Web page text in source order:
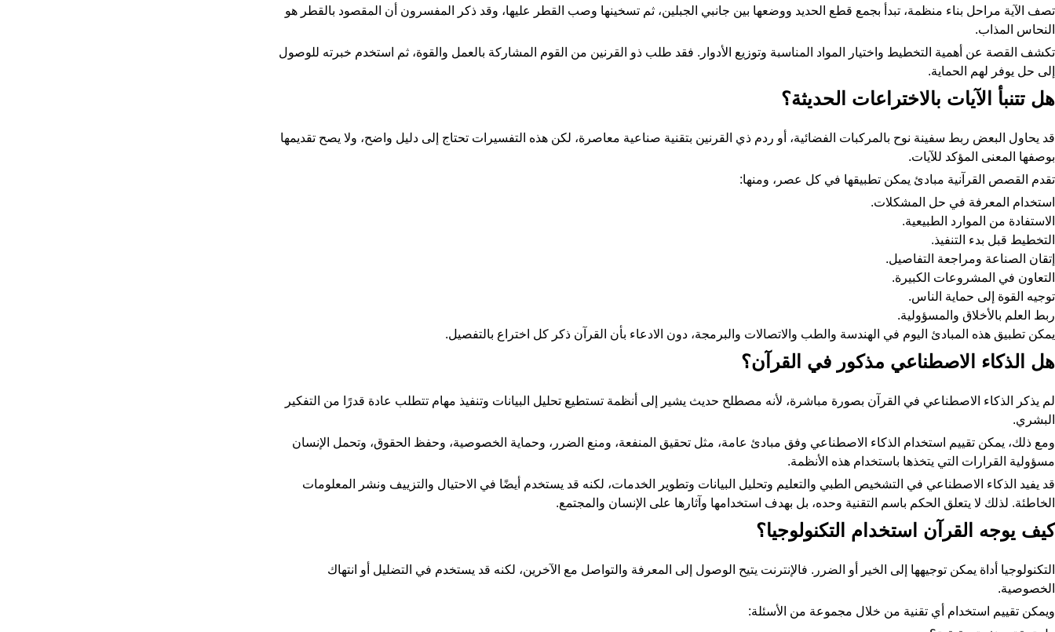
تصف الآية مراحل بناء منظمة، تبدأ بجمع قطع الحديد ووضعها بين جانبي الجبلين، ثم تسخينها وصب القطر عليها، وقد ذكر المفسرون أن المقصود بالقطر هو
النحاس المذاب.
تكشف القصة عن أهمية التخطيط واختيار المواد المناسبة وتوزيع الأدوار. فقد طلب ذو القرنين من القوم المشاركة بالعمل والقوة، ثم استخدم خبرته للوصول
إلى حل يوفر لهم الحماية.
هل تتنبأ الآيات بالاختراعات الحديثة؟
قد يحاول البعض ربط سفينة نوح بالمركبات الفضائية، أو ردم ذي القرنين بتقنية صناعية معاصرة، لكن هذه التفسيرات تحتاج إلى دليل واضح، ولا يصح تقديمها
بوصفها المعنى المؤكد للآيات.
تقدم القصص القرآنية مبادئ يمكن تطبيقها في كل عصر، ومنها:
استخدام المعرفة في حل المشكلات.
الاستفادة من الموارد الطبيعية.
التخطيط قبل بدء التنفيذ.
إتقان الصناعة ومراجعة التفاصيل.
التعاون في المشروعات الكبيرة.
توجيه القوة إلى حماية الناس.
ربط العلم بالأخلاق والمسؤولية.
يمكن تطبيق هذه المبادئ اليوم في الهندسة والطب والاتصالات والبرمجة، دون الادعاء بأن القرآن ذكر كل اختراع بالتفصيل.
هل الذكاء الاصطناعي مذكور في القرآن؟
لم يذكر الذكاء الاصطناعي في القرآن بصورة مباشرة، لأنه مصطلح حديث يشير إلى أنظمة تستطيع تحليل البيانات وتنفيذ مهام تتطلب عادة قدرًا من التفكير
البشري.
ومع ذلك، يمكن تقييم استخدام الذكاء الاصطناعي وفق مبادئ عامة، مثل تحقيق المنفعة، ومنع الضرر، وحماية الخصوصية، وحفظ الحقوق، وتحمل الإنسان
مسؤولية القرارات التي يتخذها باستخدام هذه الأنظمة.
قد يفيد الذكاء الاصطناعي في التشخيص الطبي والتعليم وتحليل البيانات وتطوير الخدمات، لكنه قد يستخدم أيضًا في الاحتيال والتزييف ونشر المعلومات
الخاطئة. لذلك لا يتعلق الحكم باسم التقنية وحده، بل بهدف استخدامها وآثارها على الإنسان والمجتمع.
كيف يوجه القرآن استخدام التكنولوجيا؟
التكنولوجيا أداة يمكن توجيهها إلى الخير أو الضرر. فالإنترنت يتيح الوصول إلى المعرفة والتواصل مع الآخرين، لكنه قد يستخدم في التضليل أو انتهاك
الخصوصية.
ويمكن تقييم استخدام أي تقنية من خلال مجموعة من الأسئلة: